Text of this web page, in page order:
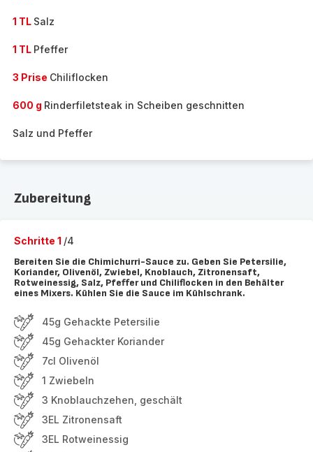
1 TL Salz
1 TL Pfeffer
3 Prise Chiliflocken
600 g Rinderfiletsteak in Scheiben geschnitten
Salz und Pfeffer
Zubereitung
Schritte 1 /4
Bereiten Sie die Chimichurri-Sauce zu. Geben Sie Petersilie,
Koriander, Olivenöl, Zwiebel, Knoblauch, Zitronensaft,
Rotweinessig, Salz, Pfeffer und Chiliflocken in den Behälter
eines Mixers. Kühlen Sie die Sauce im Kühlschrank.
45g Gehackte Petersilie
45g Gehackter Koriander
7cl Olivenöl
1 Zwiebeln
3 Knoblauchzehen, geschält
3EL Zitronensaft
3EL Rotweinessig